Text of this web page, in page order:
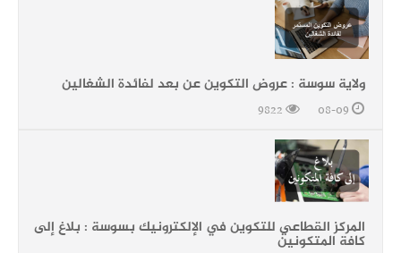
ولاية سوسة : عروض التكوين عن بعد لفائدة الشغالين
المركز القطاعي للتكوين في الإلكترونيك بسوسة : بلاغ إلى
كافة المتكونين